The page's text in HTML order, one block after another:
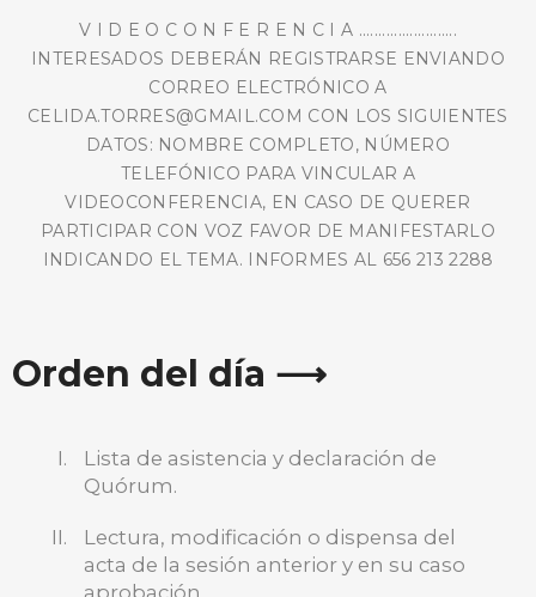
V I D E O C O N F E R E N C I A .........................
INTERESADOS DEBERÁN REGISTRARSE ENVIANDO
CORREO ELECTRÓNICO A
CELIDA.TORRES@GMAIL.COM CON LOS SIGUIENTES
DATOS: NOMBRE COMPLETO, NÚMERO
TELEFÓNICO PARA VINCULAR A
VIDEOCONFERENCIA, EN CASO DE QUERER
PARTICIPAR CON VOZ FAVOR DE MANIFESTARLO
INDICANDO EL TEMA. INFORMES AL 656 213 2288
Orden del día ⟶
Lista de asistencia y declaración de
Quórum.
Lectura, modificación o dispensa del
acta de la sesión anterior y en su caso